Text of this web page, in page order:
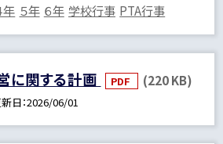
年 ５年 ６年 学校行事 PTA行事
関する計画 PDF (220 KB)
日 2026/06/01